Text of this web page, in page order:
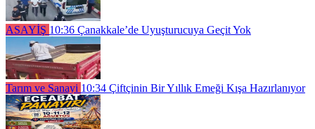
ASAYİŞ 10:36 Çanakkale’de Uyuşturucuya Geçit Yok
Tarım ve Sanayi 10:34 Çiftçinin Bir Yıllık Emeği Kışa Hazırlanıyor